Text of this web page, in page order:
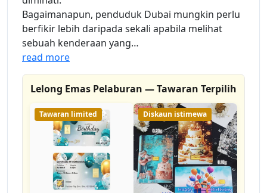
Bagaimanapun, penduduk Dubai mungkin perlu
berfikir lebih daripada sekali apabila melihat
sebuah kenderaan yang…
read more
Lelong Emas Pelaburan — Tawaran Terpilih
Tawaran limited Diskaun istimewa